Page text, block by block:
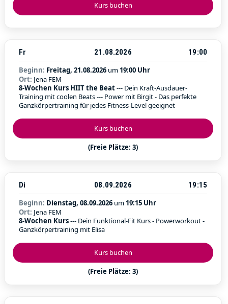
Kurs buchen
Kurs buchen
(Freie Plätze: 3)
Fr 21.08.2026
19:00
Beginn: Freitag, 21.08.2026 um 19:00 Uhr
Ort: Jena FEM
8-Wochen Kurs HIIT the Beat--- Dein Kraft-Ausdauer-
Training mit coolen Beats --- Power mit Birgit - Das perfekte
Ganzkörpertraining für jedes Fitness-Level geeignet
Kurs buchen
(Freie Plätze: 3)
Di 08.09.2026
19:15
Beginn: Dienstag, 08.09.2026 um 19:15 Uhr
Ort: Jena FEM
8-Wochen Kurs--- Dein Funktional-Fit Kurs - Powerworkout -
Ganzkörpertraining mit Elisa